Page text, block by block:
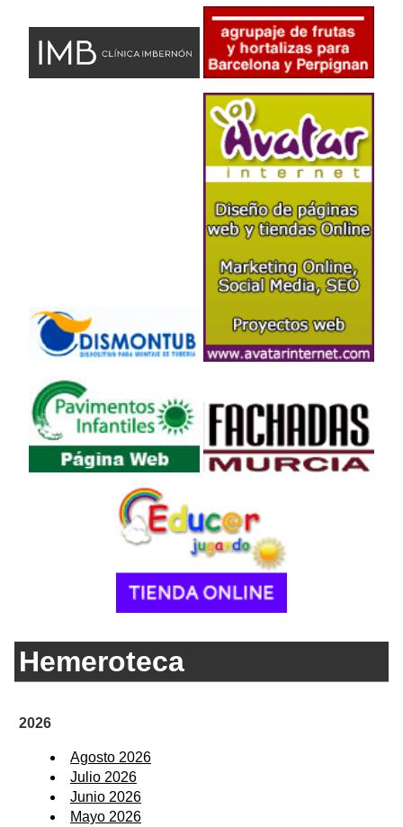
Hemeroteca
2026
Agosto 2026
Julio 2026
Junio 2026
Mayo 2026